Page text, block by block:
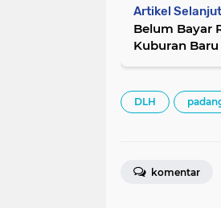
Artikel
Belum Bayar
Kuburan Baru
DLH
komentar